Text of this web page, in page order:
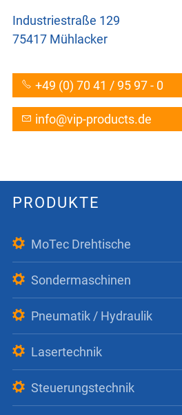
Industriestraße 129
75417 Mühlacker
+49 (0) 70 41 / 95 97 - 0
nf v p-pr d cts d
PRODUKTE
MoTec Drehtische
Sondermaschinen
Pneumatik / Hydraulik
Lasertechnik
Steuerungstechnik